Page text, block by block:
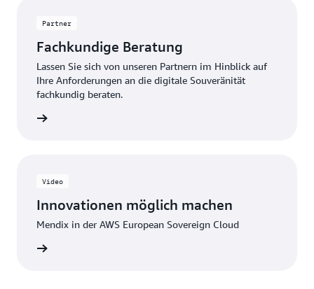
Partner
Fachkundige Beratung
Lassen Sie sich von unseren Partnern im Hinblick auf
Ihre Anforderungen an die digitale Souveränität
fachkundig beraten.
Video
Innovationen möglich machen
Mendix in der AWS European Sovereign Cloud